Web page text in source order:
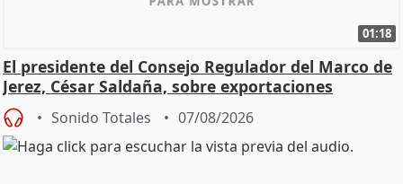
01:18
El presidente del Consejo Regulador del Marco de
Jerez, César Saldaña, sobre exportaciones
Sonido Totales 07/08/2026